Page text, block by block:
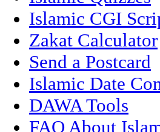
Islamic CGI
Zakat Calculator
Send a Postcard
Islamic Date
DAWA Tools
FAQ About